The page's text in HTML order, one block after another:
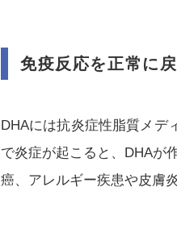
免疫反応を正常に
DHAには抗炎症性脂質メデ
で炎症が起こると、DHAが
癌、アレルギー疾患や皮膚